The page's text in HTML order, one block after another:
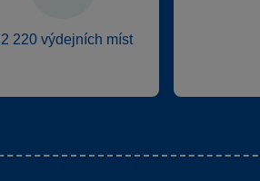
220 výdejních míst